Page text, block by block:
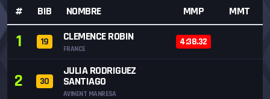
# BIB NOMBRE MMP MMT
1 19 CLEMENCE ROBIN
FRANCE
4:38.32
2 30
JULIA RODRIGUEZ
SANTIAGO
AVINENT MANRESA